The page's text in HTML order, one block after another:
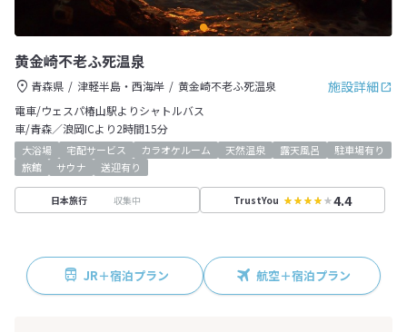
黄金崎不老ふ死温泉
施設詳細
青森県 津軽半島・西海岸
黄金崎不老ふ死温泉
電車/ウェスパ椿山駅よりシャトルバス
車/青森／浪岡ICより2時間15分
大浴場 宅配サービス カラオケルーム 天然温泉 露天風呂
駐車場有り
旅館
サウナ 送迎有り
日本旅行 収集中 TrustYou 4.4
JR＋宿泊プラン 航空＋宿泊プラン